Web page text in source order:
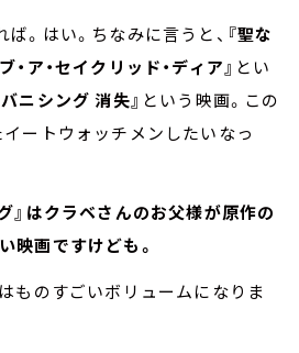
。はい。ちなみに言うと、 『聖な
ア・セイクリッド・ディア』 とい
バニシング 消失』 という映画。この
イートウォッチメンしたいなっ
』はクラベさんのお父様が原作の
映画ですけども。
はものすごいボリュームになりま